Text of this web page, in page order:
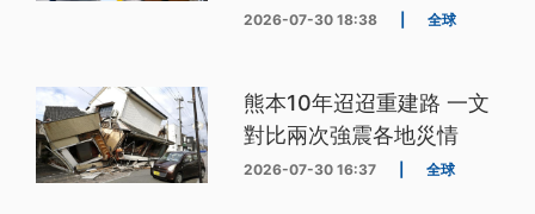
2026-07-30 18:38 全球
熊本10年迢迢重建路 一文
對比兩次強震各地災情
2026-07-30 16:37 全球